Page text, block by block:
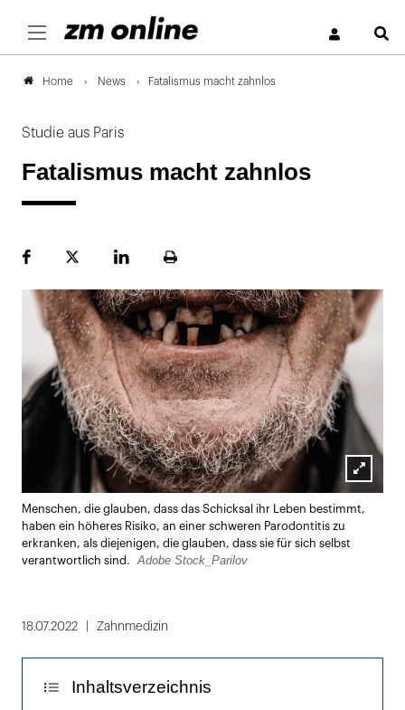
Home News Fatalismus macht zahnlos
Studie aus Paris
Fatalismus macht zahnlos
FacebookPlattformLinekdInSeite
Lightbox
öffnen
Menschen, die glauben, dass das Schicksal ihr Leben bestimmt,
haben ein höheres Risiko, an einer schweren Parodontitis zu
erkranken, als diejenigen, die glauben, dass sie für sich selbst
verantwortlich sind.
Adobe Stock_Parilov
18.07.2022 Zahnmedizin
Inhaltsverzeichnis